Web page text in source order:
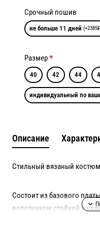
Срочный пошив
не больше 11 дней
Размер
40 42 44
индивидуальный по
Описание
Стильный вязаный
Состоит из базового
воротником стойкой и